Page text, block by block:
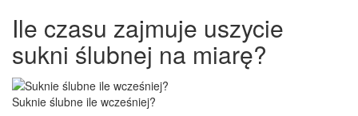
Ile czasu zajmuje uszycie
sukni ślubnej na miarę?
Suknie ślubne ile wcześniej?